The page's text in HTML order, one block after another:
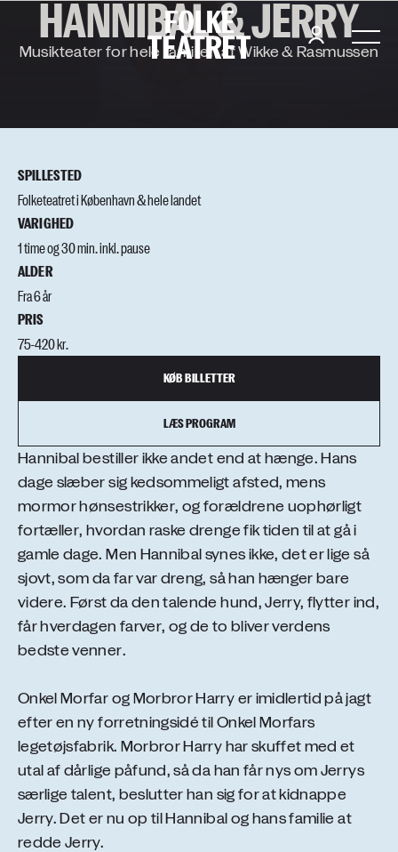
FOLKE
HANNIBAL & JERRY
Musikteater for hele familien af Wikke & Rasmussen
SPILLESTED
Folketeatret i København & hele landet
VARIGHED
1 time og 30 min. inkl. pause
ALDER
Fra 6 år
PRIS
75-420 kr.
KØB BILLETTER
LÆS PROGRAM
Hannibal bestiller ikke andet end at hænge. Hans
dage slæber sig kedsommeligt afsted, mens
mormor hønsestrikker, og forældrene uophørligt
fortæller, hvordan raske drenge fik tiden til at gå i
gamle dage. Men Hannibal synes ikke, det er lige så
sjovt, som da far var dreng, så han hænger bare
videre. Først da den talende hund, Jerry, flytter ind,
får hverdagen farver, og de to bliver verdens
bedste venner.
Onkel Morfar og Morbror Harry er imidlertid på jagt
efter en ny forretningsidé til Onkel Morfars
legetøjsfabrik. Morbror Harry har skuffet med et
utal af dårlige påfund, så da han får nys om Jerrys
særlige talent, beslutter han sig for at kidnappe
Jerry. Det er nu op til Hannibal og hans familie at
redde Jerry.